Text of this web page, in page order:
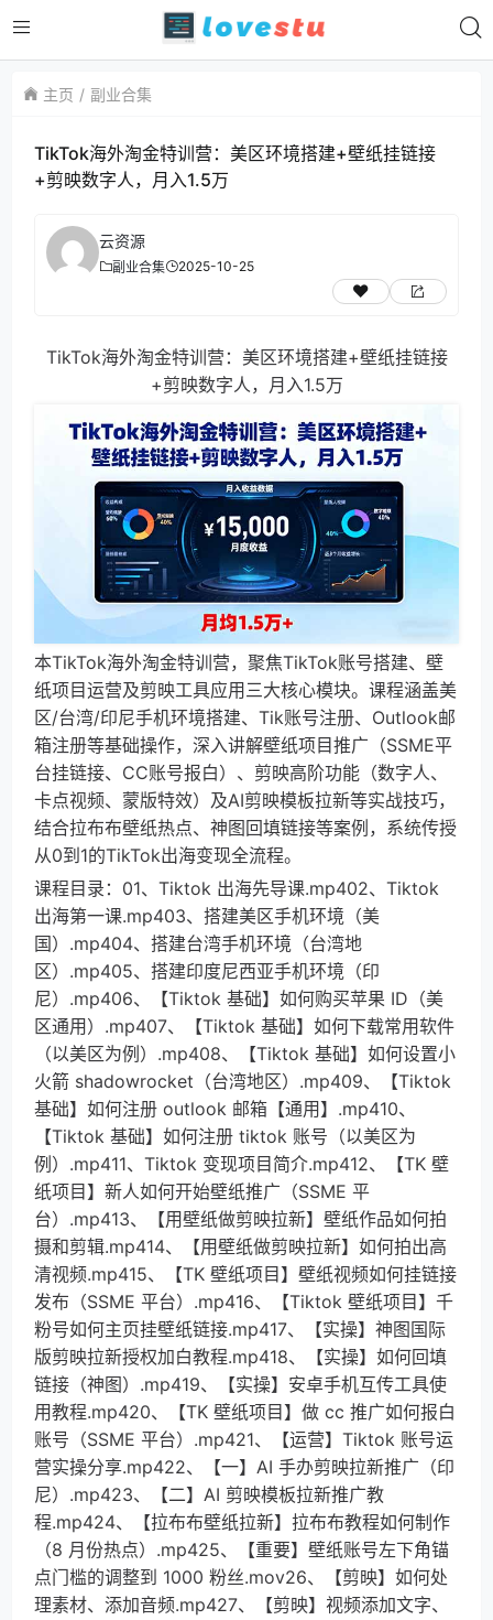
主页 副业合集
TikTok海外淘金特训营：美区环境搭建+壁纸挂链接
+剪映数字人，月入1.5万
云资源
副业合集 2025-10-25
TikTok海外淘金特训营：美区环境搭建+壁纸挂链接
+剪映数字人，月入1.5万
本TikTok海外淘金特训营，聚焦TikTok账号搭建、壁
纸项目运营及剪映工具应用三大核心模块。课程涵盖美
区/台湾/印尼手机环境搭建、Tik账号注册、Outlook邮
箱注册等基础操作，深入讲解壁纸项目推广（SSME平
台挂链接、CC账号报白）、剪映高阶功能（数字人、
卡点视频、蒙版特效）及AI剪映模板拉新等实战技巧，
结合拉布布壁纸热点、神图回填链接等案例，系统传授
从0到1的TikTok出海变现全流程。
课程目录：01、Tiktok 出海先导课.mp402、Tiktok
出海第一课.mp403、搭建美区手机环境（美
国）.mp404、搭建台湾手机环境（台湾地
区）.mp405、搭建印度尼西亚手机环境（印
尼）.mp406、【Tiktok 基础】如何购买苹果 ID（美
区通用）.mp407、【Tiktok 基础】如何下载常用软件
（以美区为例）.mp408、【Tiktok 基础】如何设置小
火箭 shadowrocket（台湾地区）.mp409、【Tiktok
基础】如何注册 outlook 邮箱【通用】.mp410、
【Tiktok 基础】如何注册 tiktok 账号（以美区为
例）.mp411、Tiktok 变现项目简介.mp412、【TK 壁
纸项目】新人如何开始壁纸推广（SSME 平
台）.mp413、【用壁纸做剪映拉新】壁纸作品如何拍
摄和剪辑.mp414、【用壁纸做剪映拉新】如何拍出高
清视频.mp415、【TK 壁纸项目】壁纸视频如何挂链接
发布（SSME 平台）.mp416、【Tiktok 壁纸项目】千
粉号如何主页挂壁纸链接.mp417、【实操】神图国际
版剪映拉新授权加白教程.mp418、【实操】如何回填
链接（神图）.mp419、【实操】安卓手机互传工具使
用教程.mp420、【TK 壁纸项目】做 cc 推广如何报白
账号（SSME 平台）.mp421、【运营】Tiktok 账号运
营实操分享.mp422、【一】AI 手办剪映拉新推广（印
尼）.mp423、【二】AI 剪映模板拉新推广教
程.mp424、【拉布布壁纸拉新】拉布布教程如何制作
（8 月份热点）.mp425、【重要】壁纸账号左下角锚
点门槛的调整到 1000 粉丝.mov26、【剪映】如何处
理素材、添加音频.mp427、【剪映】视频添加文字、